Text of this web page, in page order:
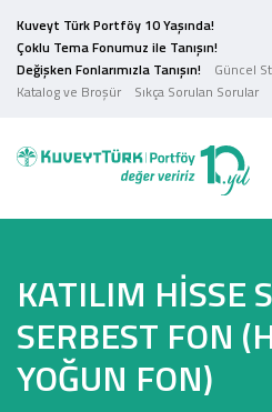
Kuveyt Türk Portföy 10 Yaşında!
Çoklu Tema Fonumuz ile Tanışın!
Değişken Fonlarımızla Tanışın!
Güncel
Katalog ve Broşür
Sıkça Sorulan Sorular
KATILIM HİSSE
SERBEST FON
YOĞUN FON)